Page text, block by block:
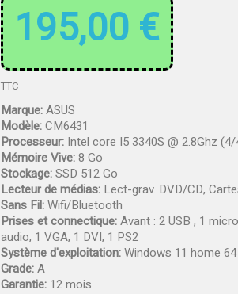
195,00 €
TTC
Marque:ASUS
Modèle:CM6431
Processeur: Intel core I5 3340S @ 2.8Ghz
Mémoire Vive:8 Go
Stockage:SSD 512 Go
Lecteur de médias: Lect-grav. DVD/CD,
Sans Fil:Wifi/Bluetooth
Prises et connectique:Avant : 2 USB , 1
audio, 1 VGA, 1 DVI, 1 PS2
Système d'exploitation:Windows 11 home
Grade:A
Garantie: 12 mois